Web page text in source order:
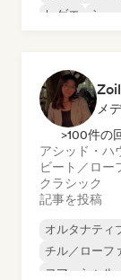
レゲエ
シュ
メ
>100件の
アシッド・ハ
ビート／ロー
クラシック
記事を投稿
オルタナティ
チル／ローフ
コマーシャル